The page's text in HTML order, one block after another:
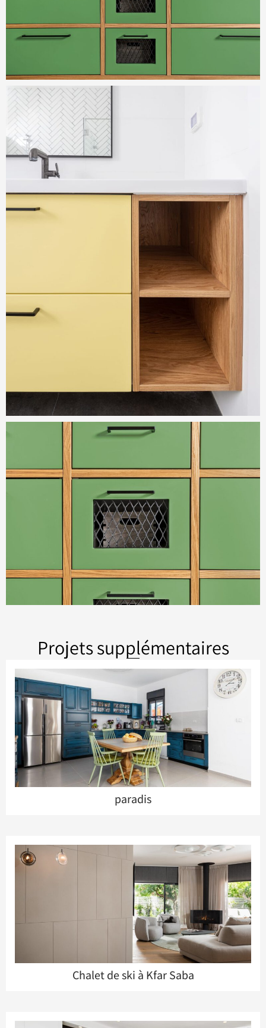
Projets supplémentaires
paradis
Chalet de ski à Kfar Saba